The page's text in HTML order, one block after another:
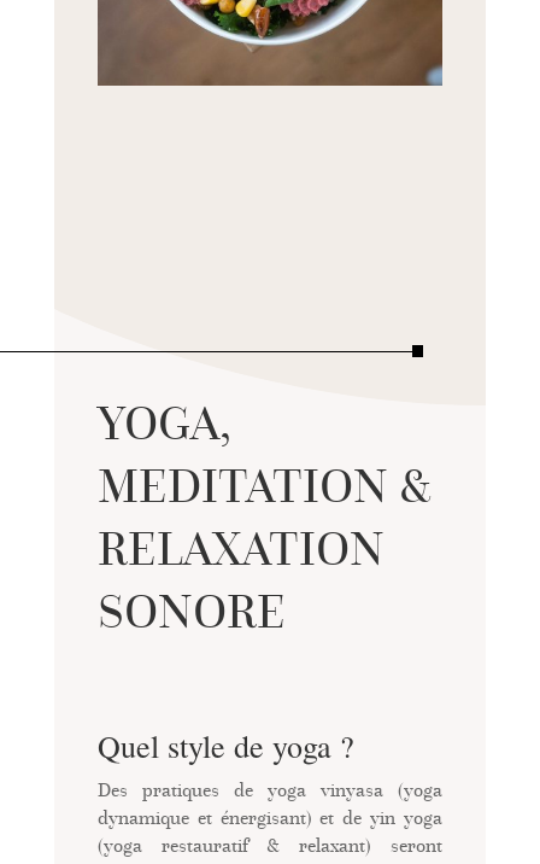
YOGA,
MEDITATION &
RELAXATION
SONORE
Quel style de yoga ?
Des pratiques de yoga vinyasa (yoga
dynamique et énergisant) et de yin yoga
(yoga restauratif & relaxant) seront